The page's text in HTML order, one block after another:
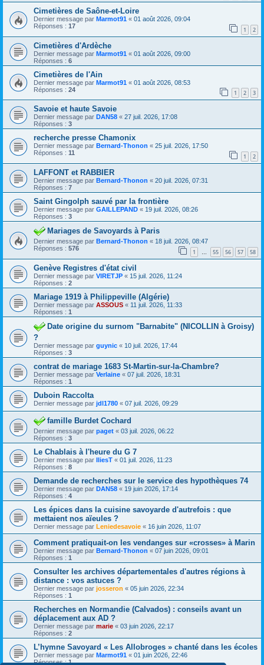
Cimetières de Saône-et-Loire
Dernier message par Marmot91 « 01 août 2026, 09:04
Réponses : 17 1 2
Cimetières d'Ardèche
Dernier message par Marmot91 « 01 août 2026, 09:00
Réponses : 6
Cimetières de l'Ain
Dernier message par Marmot91 « 01 août 2026, 08:53
Réponses : 24 1 2 3
Savoie et haute Savoie
Dernier message par DAN58 « 27 juil. 2026, 17:08
Réponses : 3
recherche presse Chamonix
Dernier message par Bernard-Thonon « 25 juil. 2026, 17:50
Réponses : 11 1 2
LAFFONT et RABBIER
Dernier message par Bernard-Thonon « 20 juil. 2026, 07:31
Réponses : 7
Saint Gingolph sauvé par la frontière
Dernier message par GAILLEPAND « 19 juil. 2026, 08:26
Réponses : 3
Mariages de Savoyards à Paris
Dernier message par Bernard-Thonon « 18 juil. 2026, 08:47
Réponses : 576 1 … 55 56 57 58
Genève Registres d'état civil
Dernier message par VIRETJP « 15 juil. 2026, 11:24
Réponses : 2
Mariage 1919 à Philippeville (Algérie)
Dernier message par ASSOUS « 11 juil. 2026, 11:33
Réponses : 1
Date origine du surnom "Barnabite" (NICOLLIN à Groisy)
?
Dernier message par guynic « 10 juil. 2026, 17:44
Réponses : 3
contrat de mariage 1683 St-Martin-sur-la-Chambre?
Dernier message par Verlaine « 07 juil. 2026, 18:31
Réponses : 1
Duboin Raccolta
Dernier message par jdl1780 « 07 juil. 2026, 09:29
famille Burdet Cochard
Dernier message par paget « 03 juil. 2026, 06:22
Réponses : 3
Le Chablais à l'heure du G 7
Dernier message par IliesT « 01 juil. 2026, 11:23
Réponses : 8
Demande de recherches sur le service des hypothèques 74
Dernier message par DAN58 « 19 juin 2026, 17:14
Réponses : 4
Les épices dans la cuisine savoyarde d'autrefois : que
mettaient nos aïeules ?
Dernier message par Leniedesavoie « 16 juin 2026, 11:07
Comment pratiquait-on les vendanges sur «crosses» à Marin
Dernier message par Bernard-Thonon « 07 juin 2026, 09:01
Réponses : 1
Consulter les archives départementales d'autres régions à
distance : vos astuces ?
Dernier message par josseron « 05 juin 2026, 22:34
Réponses : 1
Recherches en Normandie (Calvados) : conseils avant un
déplacement aux AD ?
Dernier message par marie « 03 juin 2026, 22:17
Réponses : 2
L’hymne Savoyard « Les Allobroges » chanté dans les écoles
Dernier message par Marmot91 « 01 juin 2026, 22:46
Réponses :1